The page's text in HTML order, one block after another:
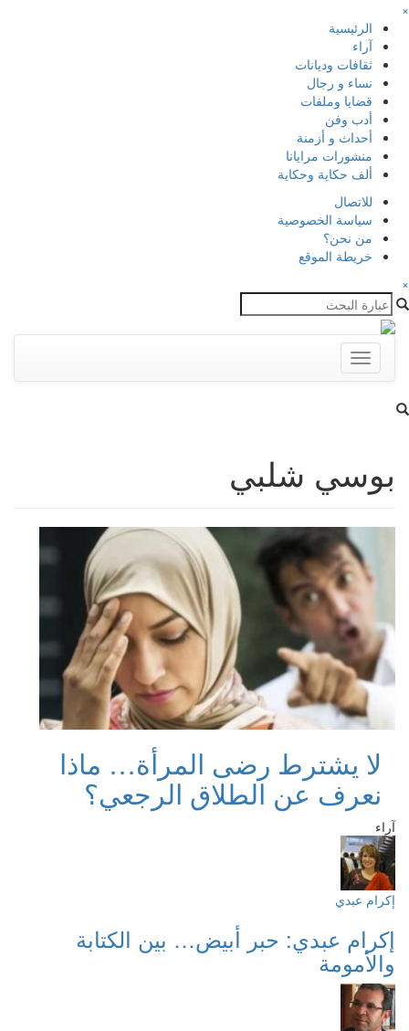
×
الرئيسية
آراء
ثقافات وديانات
نساء و رجال
قضايا وملفات
أدب وفن
أحداث و أزمنة
منشورات مرايانا
ألف حكاية وحكاية
للاتصال
سياسة الخصوصية
من نحن؟
خريطة الموقع
×
Toggle
navigation
بوسي شلبي
لا يشترط رضى المرأة… ماذا
نعرف عن الطلاق الرجعي؟
آراء
إكرام عبدي
إكرام عبدي: حبر أبيض… بين الكتابة
والأمومة